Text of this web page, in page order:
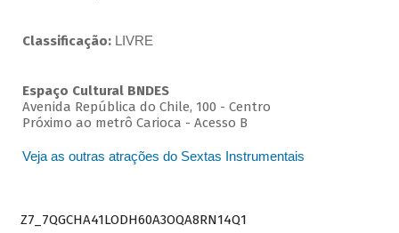
Classificação: LIVRE
Espaço Cultural BNDES
Avenida República do Chile, 100 - Centro
Próximo ao metrô Carioca - Acesso B
Veja as outras atrações do Sextas Instrumentais
Z7_7QGCHA41LODH60A3OQA8RN14Q1